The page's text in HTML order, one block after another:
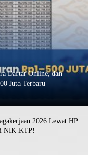
Daftar Online, dan
Juta Terbaru
2026 Lewat HP
NIK KTP!